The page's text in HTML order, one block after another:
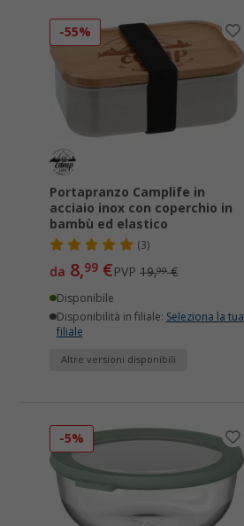
-55%
Portapranzo Camplife in
acciaio inox con coperchio in
bambù ed elastico
(3)
da 8,99 €PVP19,99€
Disponibile
Disponibilità in filiale: Seleziona la tua
filiale
Altre versioni disponibili
-5%